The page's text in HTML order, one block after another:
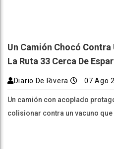
Un Camión Chocó
La Ruta 33 Cerca De
Diario De Rivera 07 Ago
Un camión con acoplado
colisionar contra un vacuno que